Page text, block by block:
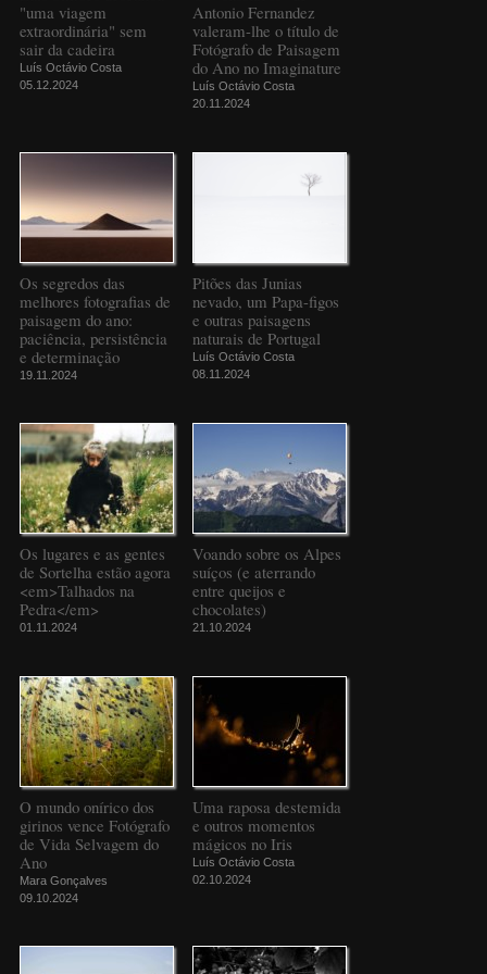
"uma viagem
extraordinária" sem
sair da cadeira
Luís Octávio Costa
05.12.2024
Antonio Fernandez
valeram-lhe o título de
Fotógrafo de Paisagem
do Ano no Imaginature
Luís Octávio Costa
20.11.2024
Os segredos das
melhores fotografias de
paisagem do ano:
paciência, persistência
e determinação
19.11.2024
Pitões das Junias
nevado, um Papa-figos
e outras paisagens
naturais de Portugal
Luís Octávio Costa
08.11.2024
Os lugares e as gentes
de Sortelha estão agora
<em>Talhados na
Pedra</em>
01.11.2024
Voando sobre os Alpes
suíços (e aterrando
entre queijos e
chocolates)
21.10.2024
O mundo onírico dos
girinos vence Fotógrafo
de Vida Selvagem do
Ano
Mara Gonçalves
09.10.2024
Uma raposa destemida
e outros momentos
mágicos no Iris
Luís Octávio Costa
02.10.2024